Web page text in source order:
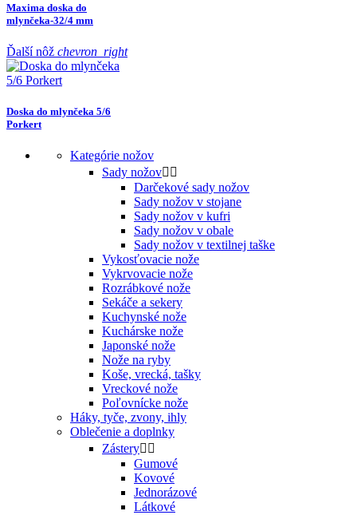
Maxima doska do
mlynčeka-32/4 mm
Ďalší nôž chevron_right
Doska do mlynčeka 5/6
Porkert
Kategórie nožov
Sady nožov 
Darčekové sady nožov
Sady nožov v stojane
Sady nožov v kufri
Sady nožov v obale
Sady nožov v textilnej taške
Vykosťovacie nože
Vykrvovacie nože
Rozrábkové nože
Sekáče a sekery
Kuchynské nože
Kuchárske nože
Japonské nože
Nože na ryby
Koše, vrecká, tašky
Vreckové nože
Poľovnícke nože
Háky, tyče, zvony, ihly
Oblečenie a doplnky
Zástery 
Gumové
Kovové
Jednorázové
Látkové